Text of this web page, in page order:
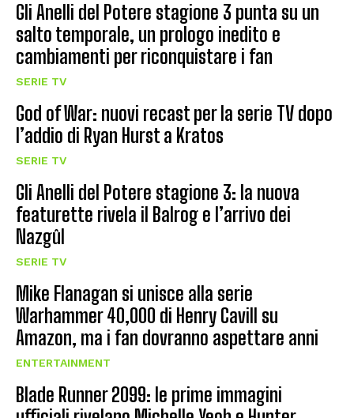
Gli Anelli del Potere stagione 3 punta su un
salto temporale, un prologo inedito e
cambiamenti per riconquistare i fan
SERIE TV
God of War: nuovi recast per la serie TV dopo
l’addio di Ryan Hurst a Kratos
SERIE TV
Gli Anelli del Potere stagione 3: la nuova
featurette rivela il Balrog e l’arrivo dei
Nazgûl
SERIE TV
Mike Flanagan si unisce alla serie
Warhammer 40,000 di Henry Cavill su
Amazon, ma i fan dovranno aspettare anni
ENTERTAINMENT
Blade Runner 2099: le prime immagini